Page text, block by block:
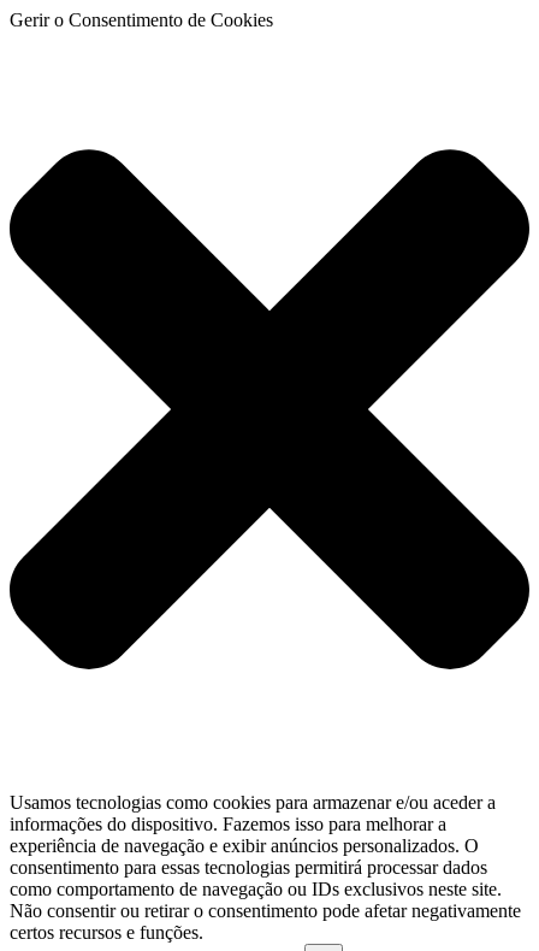
Gerir o Consentimento de Cookies
Usamos tecnologias como cookies para armazenar e/ou aceder a
informações do dispositivo. Fazemos isso para melhorar a
experiência de navegação e exibir anúncios personalizados. O
consentimento para essas tecnologias permitirá processar dados
como comportamento de navegação ou IDs exclusivos neste site.
Não consentir ou retirar o consentimento pode afetar negativamente
certos recursos e funções.